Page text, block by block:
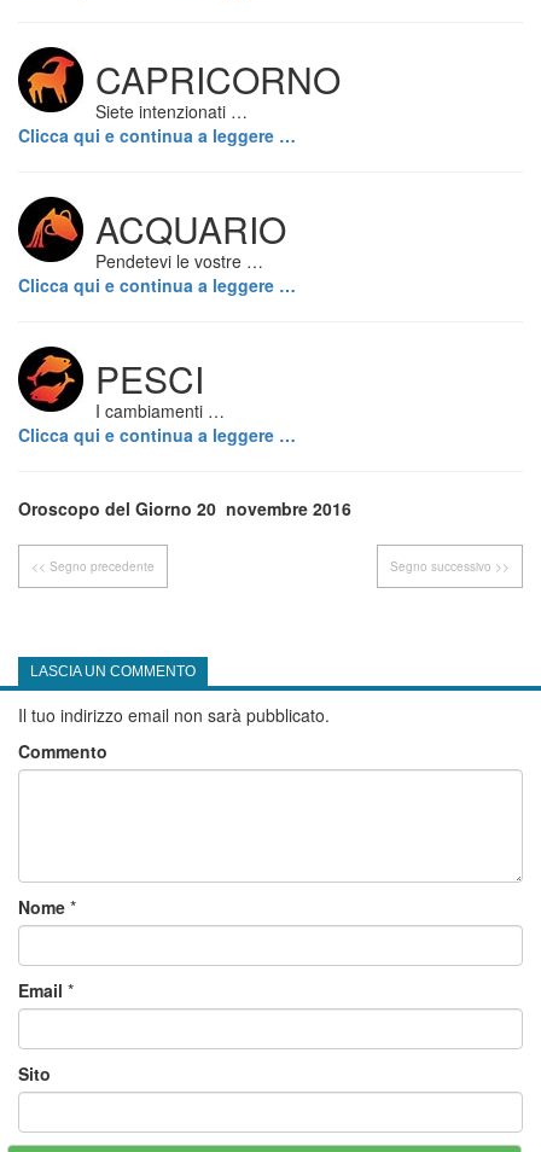
CAPRICORNO
Siete intenzionati …
Clicca qui e continua a leggere …
ACQUARIO
Pendetevi le vostre …
Clicca qui e continua a leggere …
PESCI
I cambiamenti …
Clicca qui e continua a leggere …
Oroscopo del Giorno 20 novembre 2016
<< Segno precedente Segno successivo >>
LASCIA UN COMMENTO
Il tuo indirizzo email non sarà pubblicato.
Commento
Nome *
Email *
Sito